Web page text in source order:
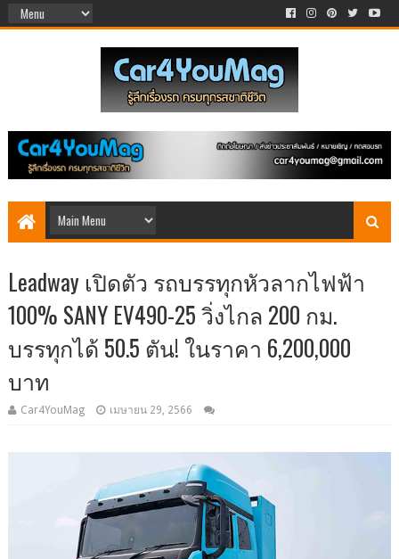
Leadway เปิดตัว รถบรรทุกหัวลากไฟฟ้า
100% SANY EV490-25 วิ่งไกล 200 กม.
บรรทุกได้ 50.5 ตัน! ในราคา 6,200,000
บาท
Car4YouMag เมษายน 29, 2566